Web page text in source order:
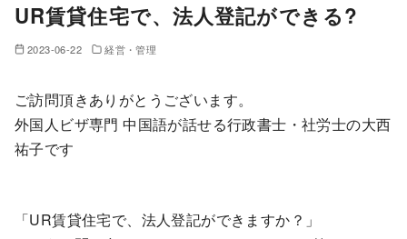
UR賃貸住宅で、法人登記ができる?
2023-06-22 経営・管理
ご訪問頂きありがとうございます。
外国人ビザ専門 中国語が話せる行政書士・社労士の大西
祐子です
「UR賃貸住宅で、法人登記ができますか？」